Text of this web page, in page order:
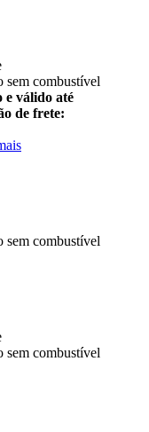
sem combustível
e válido até
de frete:
sem combustível
sem combustível